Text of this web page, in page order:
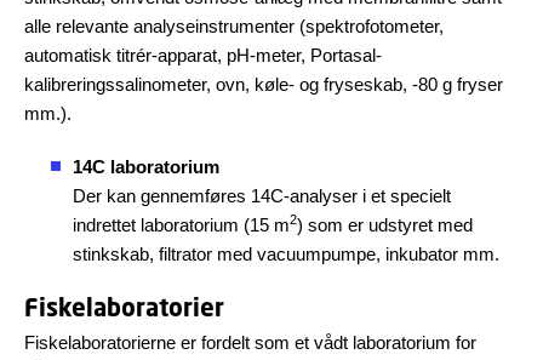
alle relevante analyseinstrumenter (spektrofotometer,
automatisk titrér-apparat, pH-meter, Portasal-
kalibreringssalinometer, ovn, køle- og fryseskab, -80 g fryser
mm.).
14C laboratorium
Der kan gennemføres 14C-analyser i et specielt
indrettet laboratorium (15 m2) som er udstyret med
stinkskab, filtrator med vacuumpumpe, inkubator mm.
Fiskelaboratorier
Fiskelaboratorierne er fordelt som et vådt laboratorium for